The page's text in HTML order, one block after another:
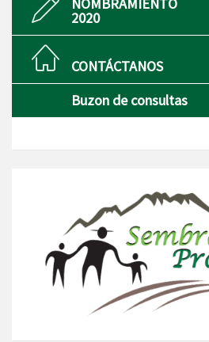
2020
CONTÁCTANOS
Buzon de consultas